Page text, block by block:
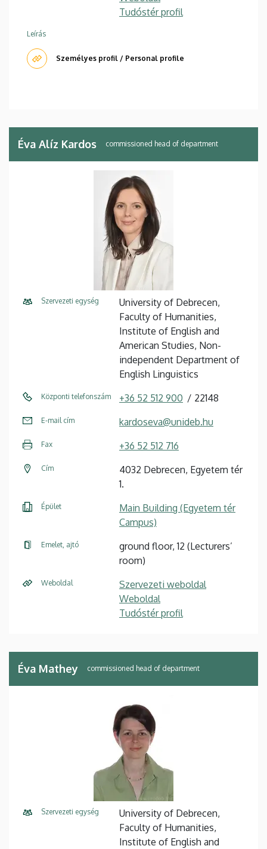
Tudóstér profil
Leírás
Személyes profil / Personal profile
Éva Alíz Kardos commissioned head of department
Szervezeti egység
University of Debrecen,
Faculty of Humanities,
Institute of English and
American Studies, Non-
independent Department of
English Linguistics
Központi telefonszám +36 52 512 900 22148
E-mail cím kardoseva@unideb.hu
Fax +36 52 512 716
Cím
4032 Debrecen, Egyetem tér
1.
Épület
Main Building (Egyetem tér
Campus)
Emelet, ajtó
ground floor, 12 (Lecturers’
room)
Weboldal
Szervezeti weboldal
Weboldal
Tudóstér profil
Éva Mathey commissioned head of department
Szervezeti egység
University of Debrecen,
Faculty of Humanities,
Institute of English and